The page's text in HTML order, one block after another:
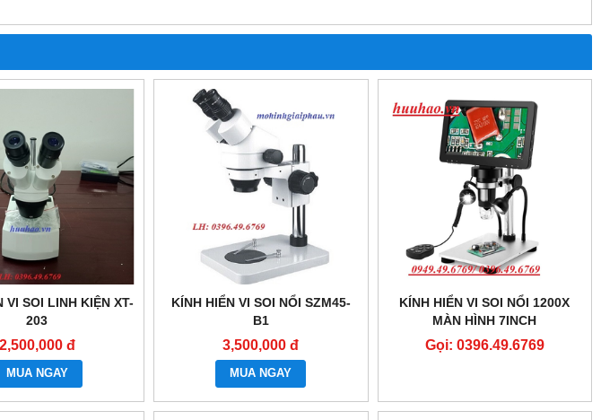
VI SOI LINH KIỆN XT-
203
2,500,000 đ
MUA NGAY
KÍNH HIỂN VI SOI NỔI SZM45-
B1
3,500,000 đ
MUA NGAY
KÍNH HIỂN VI SOI NỔI 1200X
MÀN HÌNH 7INCH
Gọi: 0396.49.6769